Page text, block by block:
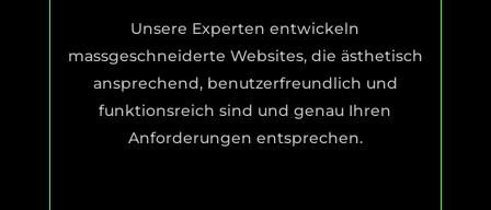
Unsere Experten entwickeln
massgeschneiderte Websites, die ästhetisch
ansprechend, benutzerfreundlich und
funktionsreich sind und genau Ihren
Anforderungen entsprechen.